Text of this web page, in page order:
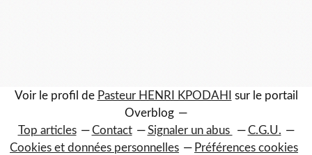
Voir le profil de Pasteur HENRI KPODAHI
sur le portail
Overblog
Top articles
Contact Signaler un abus
C.G.U.
Cookies et données personnelles
Préférences cookies